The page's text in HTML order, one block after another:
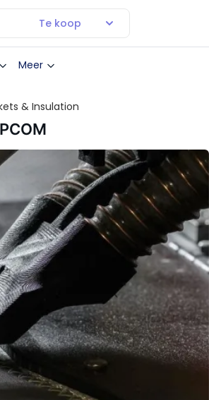
Te koop
Meer
& Insulation